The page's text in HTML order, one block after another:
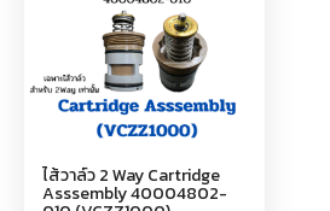
ไส้วาล์ว 2 Way Cartridge
Asssembly 40004802-